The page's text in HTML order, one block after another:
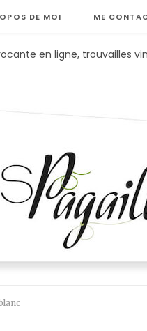
DE MOI ME
en ligne, trouvailles